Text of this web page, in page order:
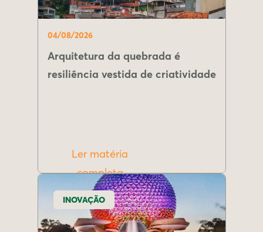
04/08/2026
Arquitetura da quebrada é
resiliência vestida de criatividade
Ler matéria
completa
INOVAÇÃO